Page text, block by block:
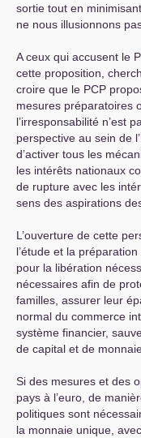
sortie tout en
ne nous illusionnons
A ceux qui accusent le
cette proposition,
croire que le PCP
mesures préparatoires
l’irresponsabilité n’est
perspective au sein de
d’activer tous les
les intérêts nationaux
de rupture avec les
sens des aspirations
L’ouverture de cette
l’étude et la
pour la libération
nécessaires afin de
familles, assurer leur
normal du commerce
système financier,
de capital et de
Si des mesures et des
pays à l’euro, de
politiques sont
la monnaie unique, avec